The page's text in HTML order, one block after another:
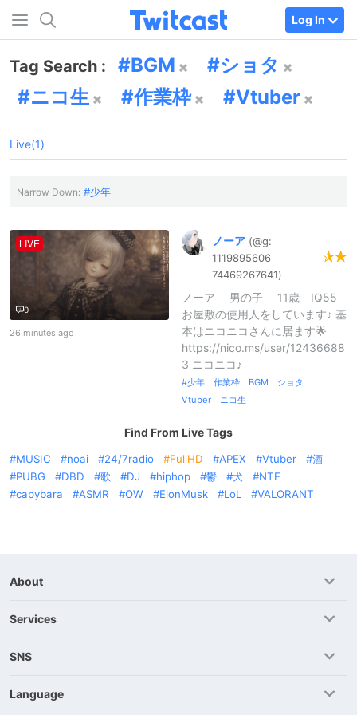
Log In
Tag Search : BGM
ショタ
ニコ生
作業枠 Vtuber
Live(1)
Narrow Down: 少年
LIVE
0
26 minutes ago
ノーア (@g:
1119895606
74469267641)
ノーア 男の子 11歳 IQ55
お屋敷の使用人をしています♪ 基
本はニコニコさんに居ます🌟
https://nico.ms/user/12436688
3 ニコニコ♪
少年 作業枠 BGM ショタ
Vtuber ニコ生
Find From Live Tags
MUSIC noai 24/7radio FullHD APEX Vtuber
酒
PUBG
DBD 歌 DJ hiphop 鬱 犬
NTE
capybara
ASMR OW ElonMusk LoL VALORANT
About
Services
SNS
Language